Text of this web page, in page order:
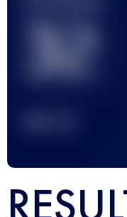
32